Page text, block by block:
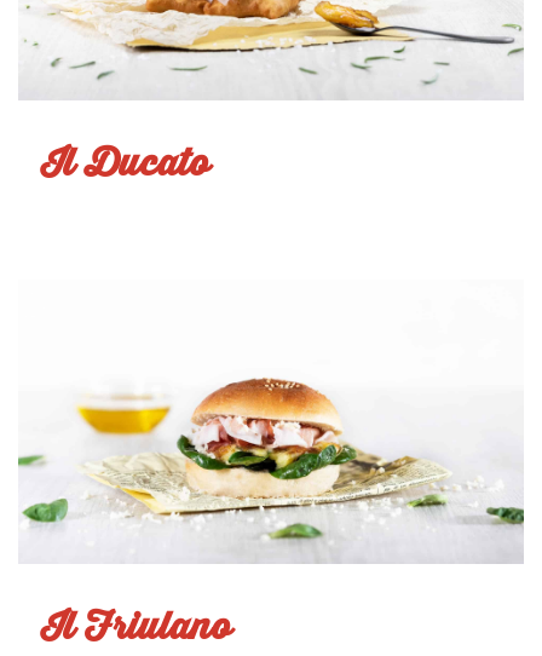
Il Ducato
Il Friulano